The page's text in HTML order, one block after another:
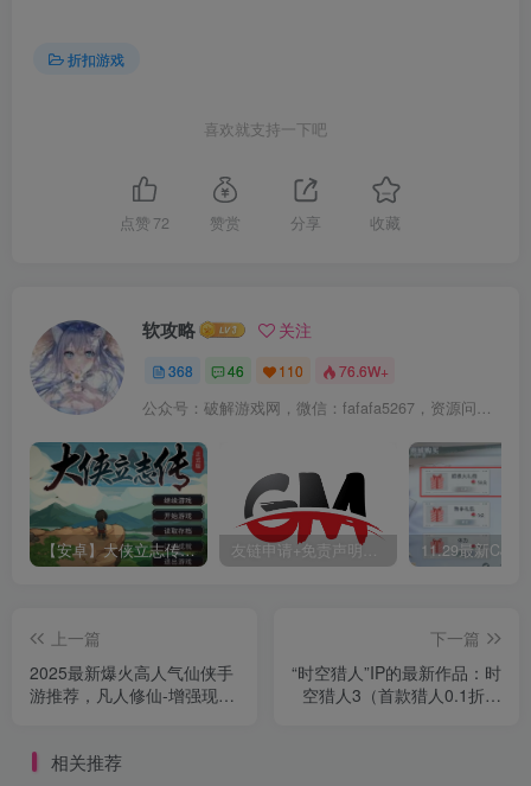
折扣游戏
喜欢就支持一下吧
点赞 72 赞赏 分享 收藏
软攻略 关注
368 46 110 76.6W+
【安卓】大侠立志传最新版，联动逸剑风云决DLC+内置作弊控制台 友链申请+免责声明+广告合作+关于我们
上一篇
2025最新爆火高人气仙侠手
游推荐，凡人修仙-增强现实
下一篇
“时空猎人”IP的最新作品：时
空猎人3（首款猎人0.1折）
相关推荐